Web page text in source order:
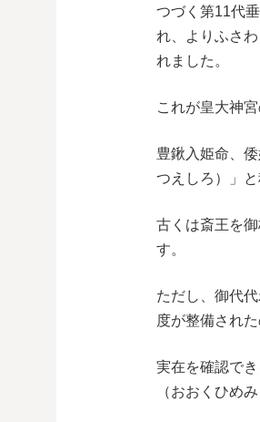
つづく第11代
れ、よりふさ
れました。
これが皇大神
豊鍬入姫命、
つえしろ）」と
古くは斎王を
す。
ただし、御代
度が整備され
実在を確認で
（おおくひめ